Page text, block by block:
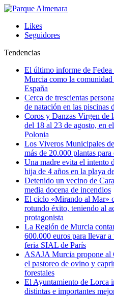
Likes
Seguidores
Tendencias
El último informe de
Murcia como la
España
Cerca de trescientas
de natación en las piscinas
Coros y Danzas Virgen de
del 18 al 23 de agosto, en
Polonia
Los Viveros Municipales
más de 20.000 plantas
Una madre evita el intento
hija de 4 años en la playa
Detenido un vecino de
media docena de incendios
El ciclo «Mirando al Mar»
rotundo éxito, teniendo al
protagonista
La Región de Murcia
600.000 euros para llevar a
feria SIAL de París
ASAJA Murcia propone al
el pastoreo de ovino y
forestales
El Ayuntamiento de Lorca
distintas e importantes